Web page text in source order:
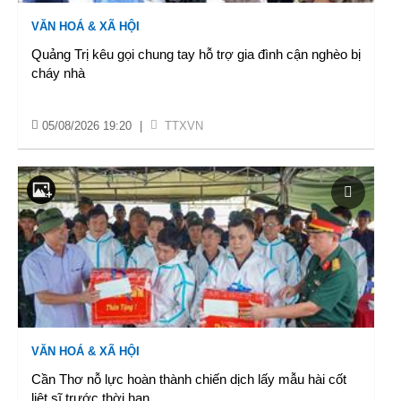
VĂN HOÁ & XÃ HỘI
Quảng Trị kêu gọi chung tay hỗ trợ gia đình cận nghèo bị
cháy nhà
05/08/2026 19:20 TTXVN
VĂN HOÁ & XÃ HỘI
Cần Thơ nỗ lực hoàn thành chiến dịch lấy mẫu hài cốt
liệt sĩ trước thời hạn